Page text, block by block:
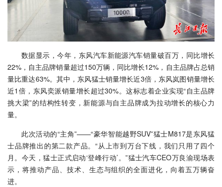
数据显示，今年，东风汽车新能源汽车销量破百万，同比增长
22%，自主品牌销量超过150万辆，同比增长12%，自主品牌占总销
量比重达63%。其中，东风猛士销量增长近3倍，东风岚图销量增长
近1倍，东风奕派销量增长超过30%。这标志着企业实现“自主品牌
挑大梁”的结构性转变，新能源与自主品牌成为拉动增长的核心力
量。
此次活动的“主角”——“豪华智能越野SUV”猛士M817是东风猛
士品牌推出的第二款产品。“从上市到万台下线，我们只用了四个
月。今天，猛士正式启动‘登峰行动’。”猛士汽车CEO万良渝现场表
示，将推动产品、技术、生态与组织的全面进化，向着五万辆奋
进。